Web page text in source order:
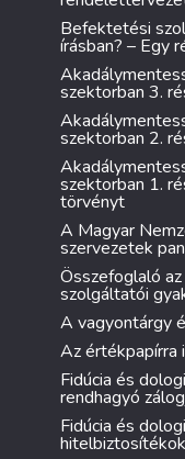
Befektetési
írásban? – Egy
szektorban 3.
szektorban 2.
szektorban 1.
törvényt
A Magyar
szervezetek
Összefoglaló
szolgáltatói
A vagyontárgy
Az értékpapírra
Fidúcia és
rendhagyó
Fidúcia és